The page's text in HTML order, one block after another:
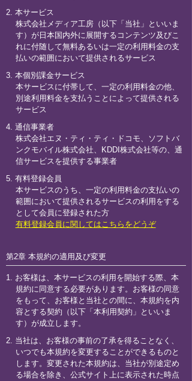
2. 本サービス
株式会社メディア工房（以下「当社」といいま
す）が日本国内外に展開するコンテンツ及びこ
れに付随して無料あるいは一定の利用料金の支
払いの範囲において提供されるサービス
3. 本個別課金サービス
本サービスに付帯して、一定の利用料金の他、
別途利用料金を支払うことによって提供される
サービス
4. 通信事業者
株式会社エヌ・ティ・ティ・ドコモ、ソフトバ
ンクモバイル株式会社、KDDI株式会社等の、通
信サービスを提供する事業者
5. 有料登録会員
本サービスのうち、一定の利用料金の支払いの
範囲において提供されるサービスの利用をする
として会員に登録された方
有料登録会員に関してはこちらをどうぞ
第2章 本規約の適用及び変更
1. お客様は、本サービスの利用を開始する際、本
規約に同意する必要があります。お客様の同意
をもって、お客様と当社との間に、本規約を内
容とする契約（以下「本利用契約」といいま
す）が成立します。
2. 当社は、お客様の事前の了承を得ることなく、
いつでも本規約を変更することができるものと
します。変更された本規約は、当社が別途定め
る場合を除き、公式サイト上に表示された時点